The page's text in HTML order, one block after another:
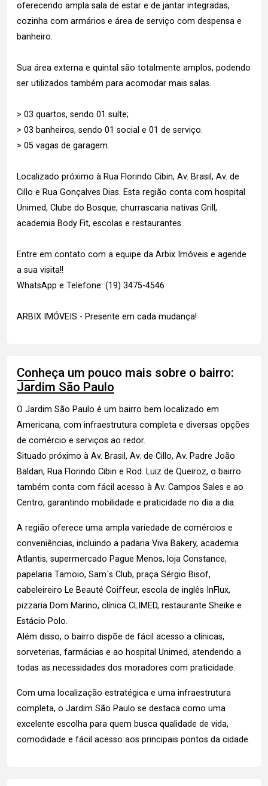
oferecendo ampla sala de estar e de jantar integradas,
cozinha com armários e área de serviço com despensa e
banheiro.
Sua área externa e quintal são totalmente amplos, podendo
ser utilizados também para acomodar mais salas.
> 03 quartos, sendo 01 suíte;
> 03 banheiros, sendo 01 social e 01 de serviço.
> 05 vagas de garagem.
Localizado próximo à Rua Florindo Cibin, Av. Brasil, Av. de
Cillo e Rua Gonçalves Dias. Esta região conta com hospital
Unimed, Clube do Bosque, churrascaria nativas Grill,
academia Body Fit, escolas e restaurantes.
Entre em contato com a equipe da Arbix Imóveis e agende
a sua visita!!
WhatsApp e Telefone: (19) 3475-4546
ARBIX IMÓVEIS - Presente em cada mudança!
Conheça um pouco mais sobre o bairro:
Jardim São Paulo
O Jardim São Paulo é um bairro bem localizado em
Americana, com infraestrutura completa e diversas opções
de comércio e serviços ao redor.
Situado próximo à Av. Brasil, Av. de Cillo, Av. Padre João
Baldan, Rua Florindo Cibin e Rod. Luiz de Queiroz, o bairro
também conta com fácil acesso à Av. Campos Sales e ao
Centro, garantindo mobilidade e praticidade no dia a dia.
A região oferece uma ampla variedade de comércios e
conveniências, incluindo a padaria Viva Bakery, academia
Atlantis, supermercado Pague Menos, loja Constance,
papelaria Tamoio, Sam`s Club, praça Sérgio Bisof,
cabeleireiro Le Beauté Coiffeur, escola de inglês InFlux,
pizzaria Dom Marino, clínica CLIMED, restaurante Sheike e
Estácio Polo.
Além disso, o bairro dispõe de fácil acesso a clínicas,
sorveterias, farmácias e ao hospital Unimed, atendendo a
todas as necessidades dos moradores com praticidade.
Com uma localização estratégica e uma infraestrutura
completa, o Jardim São Paulo se destaca como uma
excelente escolha para quem busca qualidade de vida,
comodidade e fácil acesso aos principais pontos da cidade.